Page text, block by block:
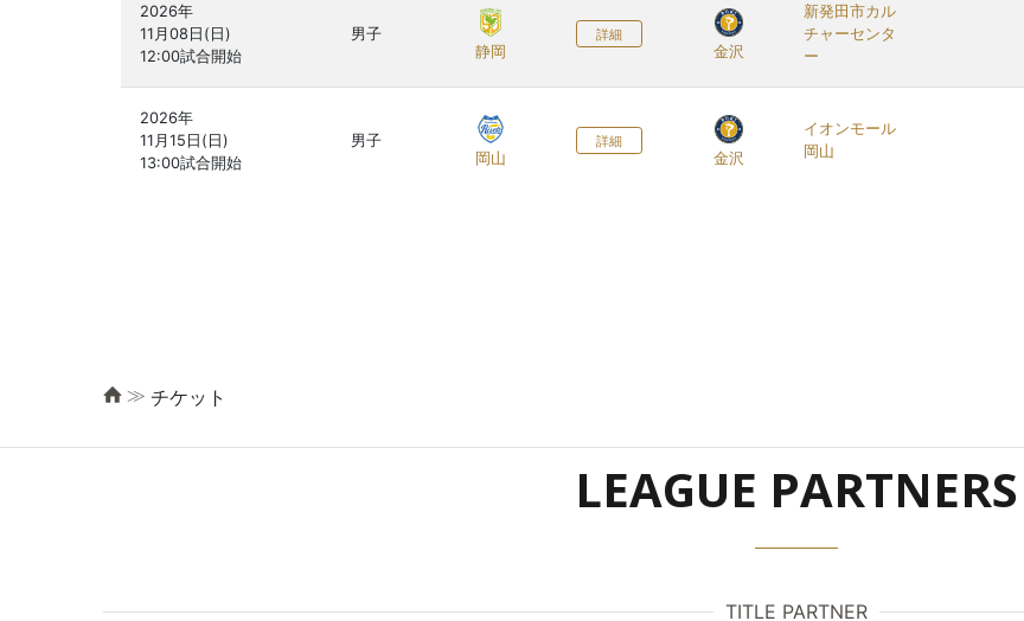
2026年
11月08日(日)
男子
静岡
詳細
金沢
新発田市カル
チャーセンタ
ー
2026年
11月15日(日)
男子
岡山
詳細
金沢
イオンモール
岡山
≫ チケット
LEAGUE PARTNERS
TITLE PARTNER